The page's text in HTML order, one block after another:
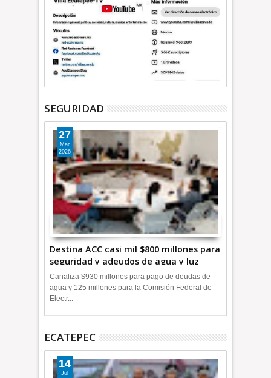
SEGURIDAD
Destina ACC casi mil $800 millones para
seguridad y adeudos de agua y luz
+Video
27
Mar
2026
Canaliza $930 millones para pago de deudas de
agua y 125 millones para la Comisión Federal de
Electr...
ECATEPEC
14
Jul